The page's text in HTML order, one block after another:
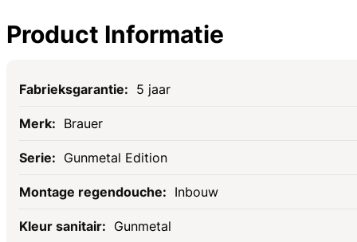
Product Informatie
Specificaties
5 jaar
Brauer
Gunmetal Edition
Inbouw
Gunmetal